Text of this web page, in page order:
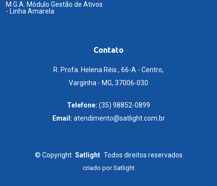
M.G.A. Módulo Gestão de Ativos
- Linha Amarela
Contato
R. Profa. Helena Réis , 66-A - Centro,
Varginha - MG, 37006-030
Telefone: (35) 98852-0899
Email: atendimento@satlight.com.br
© Copyright Satlight Todos direitos reservados
criado porSatlight